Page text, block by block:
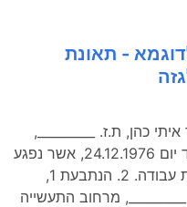
- תאונת
התובע, מר איתי כהן, ת.ז. _________,
תושב רחוב הגליל 18, כרמיאל, יליד יום 24.12.1976, אשר נפגע
בתאונת דרכים שהוכרה גם כתאונת עבודה. 2. הנתבעת 1,
מרחוב התעשייה